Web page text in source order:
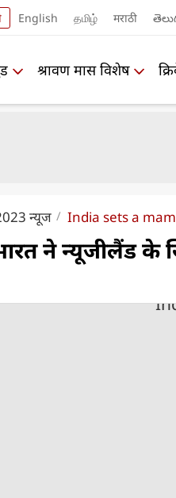
English தமிழ் मराठी
श्रावण मास विशेष
न्यूज India sets a
ने न्यूजीलैंड के